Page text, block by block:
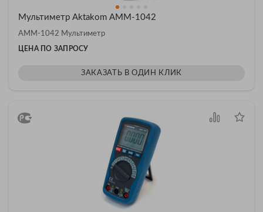
Мультиметр Aktakom АММ-1042
АММ-1042 Мультиметр
ЦЕНА ПО ЗАПРОСУ
ЗАКАЗАТЬ В ОДИН КЛИК